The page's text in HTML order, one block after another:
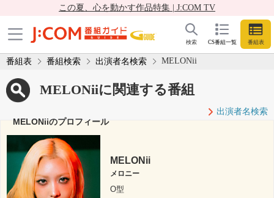
この夏、心を動かす作品特集 | J:COM TV
CS番組一覧 番組表
検索
番組表 番組検索 出演者名検索 MELONii
MELONiiに関連する番組
出演者名検索
MELONiiのプロフィール
MELONii
メロニー
O型